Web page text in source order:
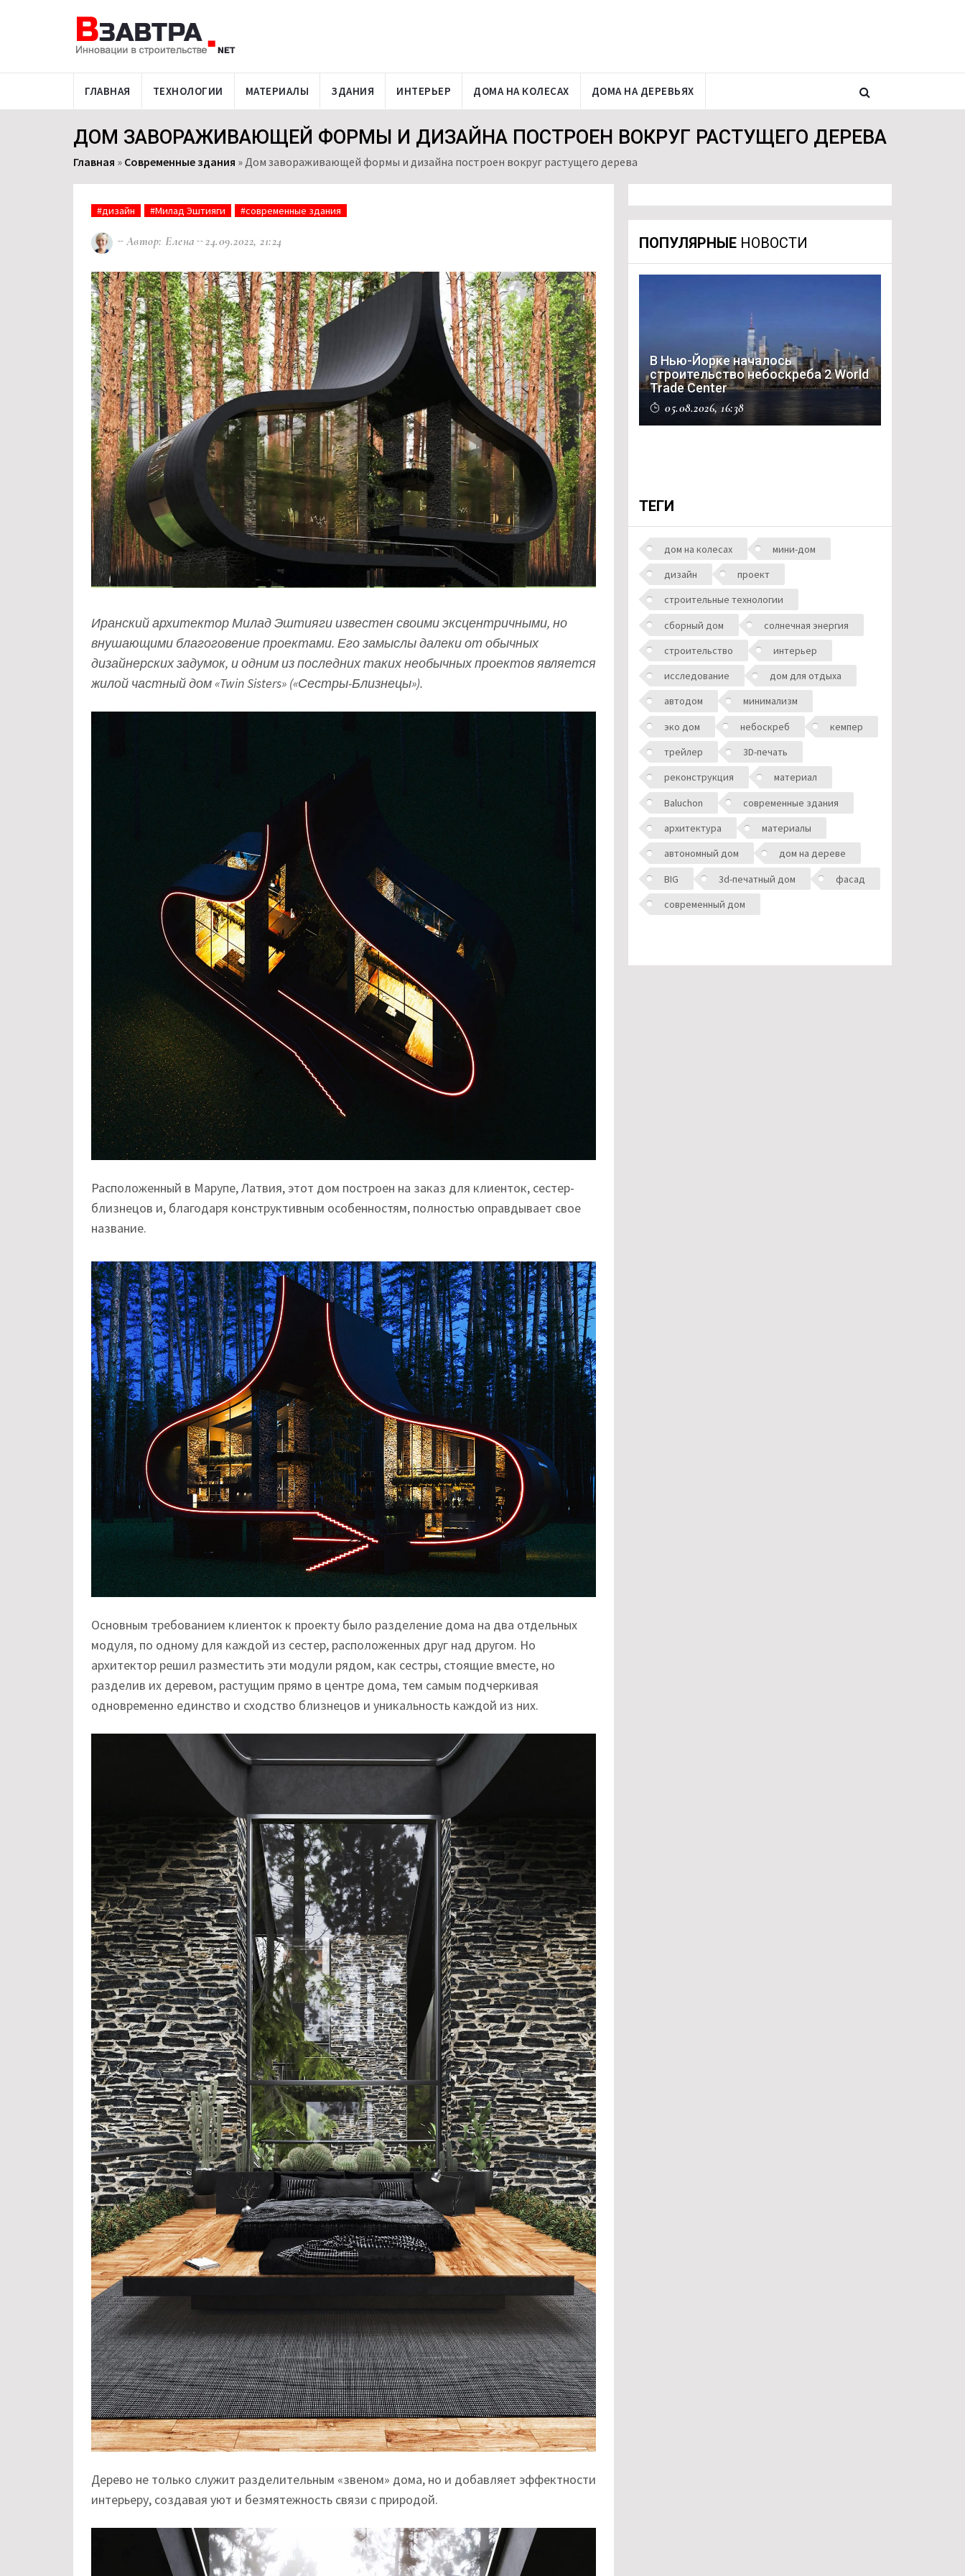
ГЛАВНАЯ ТЕХНОЛОГИИ МАТЕРИАЛЫ ЗДАНИЯ ИНТЕРЬЕР ДОМА НА КОЛЕСАХ ДОМА НА ДЕРЕВЬЯХ
ДОМ ЗАВОРАЖИВАЮЩЕЙ ФОРМЫ И ДИЗАЙНА ПОСТРОЕН ВОКРУГ РАСТУЩЕГО ДЕРЕВА
Главная » Современные здания »Дом завораживающей формы и дизайна построен вокруг растущего дерева
#дизайн #Милад Эштияги #современные здания
Автор: Елена 24.09.2022, 21:24
Иранский архитектор Милад Эштияги известен своими эксцентричными, но
внушающими благоговение проектами. Его замыслы далеки от обычных
дизайнерских задумок, и одним из последних таких необычных проектов является
жилой частный дом «Twin Sisters» («Сестры-Близнецы»).
Расположенный в Марупе, Латвия, этот дом построен на заказ для клиенток, сестер-
близнецов и, благодаря конструктивным особенностям, полностью оправдывает свое
название.
Основным требованием клиенток к проекту было разделение дома на два отдельных
модуля, по одному для каждой из сестер, расположенных друг над другом. Но
архитектор решил разместить эти модули рядом, как сестры, стоящие вместе, но
разделив их деревом, растущим прямо в центре дома, тем самым подчеркивая
одновременно единство и сходство близнецов и уникальность каждой из них.
Дерево не только служит разделительным «звеном» дома, но и добавляет эффектности
интерьеру, создавая уют и безмятежность связи с природой.
ПОПУЛЯРНЫЕ НОВОСТИ
В Нью-Йорке началось
строительство небоскреба 2 World
Trade Center
05.08.2026, 16:38
ТЕГИ
дом на колесах
мини-дом
дизайн
проект
строительные технологии
сборный дом
солнечная энергия
строительство
интерьер
исследование
дом для отдыха
автодом
минимализм
эко дом
небоскреб
кемпер
трейлер
3D-печать
реконструкция
материал
Baluchon
современные здания
архитектура
материалы
автономный дом
дом на дереве
BIG
3d-печатный дом
фасад
современный дом